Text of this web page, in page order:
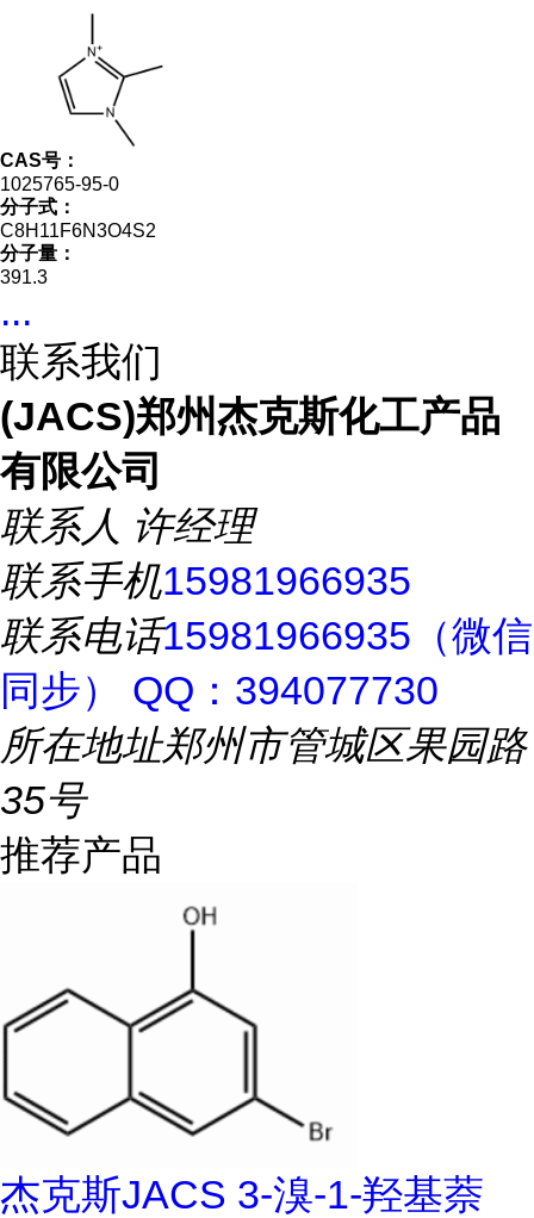
CAS号：
1025765-95-0
分子式：
C8H11F6N3O4S2
分子量：
391.3
...
联系我们
(JACS)郑州杰克斯化工产品
有限公司
联系人 许经理
联系手机15981966935
联系电话15981966935（微信
同步） QQ：394077730
所在地址郑州市管城区果园路
35号
推荐产品
杰克斯JACS 3-溴-1-羟基萘